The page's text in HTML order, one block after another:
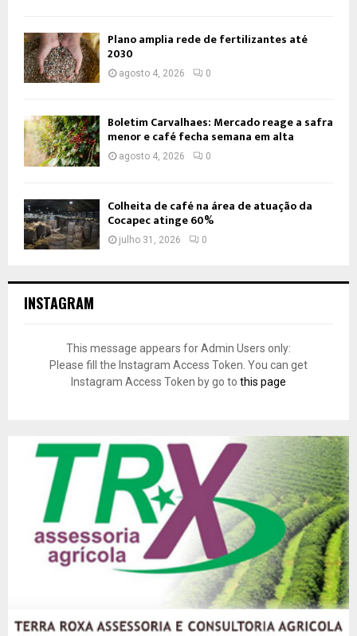
Plano amplia rede de fertilizantes até
2030
agosto 4, 2026 0
Boletim Carvalhaes: Mercado reage a safra
menor e café fecha semana em alta
agosto 4, 2026 0
Colheita de café na área de atuação da
Cocapec atinge 60%
julho 31, 2026 0
INSTAGRAM
This message appears for Admin Users only:
Please fill the Instagram Access Token. You can get
Instagram Access Token by go to this page